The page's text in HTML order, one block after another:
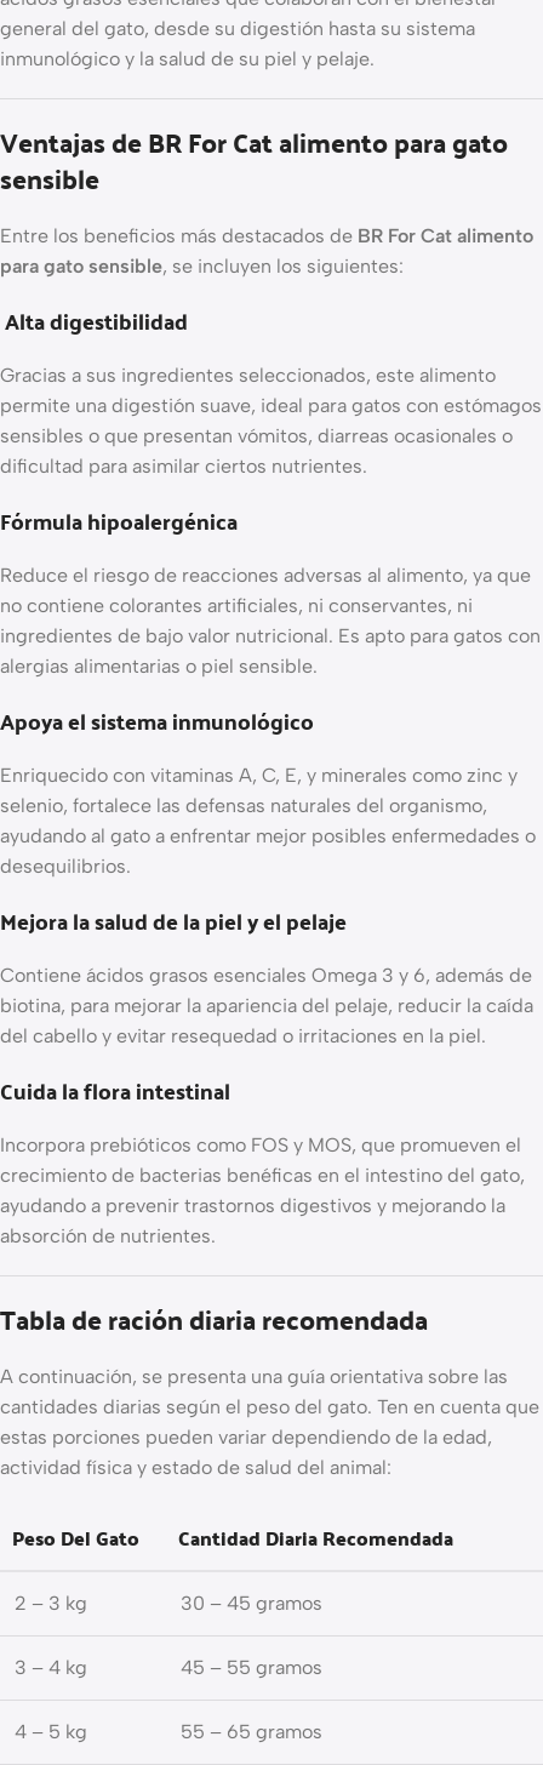
general del gato, desde su digestión hasta su sistema
inmunológico y la salud de su piel y pelaje.
Ventajas de BR For Cat alimento para gato
sensible
Entre los beneficios más destacados de BR For Cat alimento
para gato sensible, se incluyen los siguientes:
Alta digestibilidad
Gracias a sus ingredientes seleccionados, este alimento
permite una digestión suave, ideal para gatos con estómagos
sensibles o que presentan vómitos, diarreas ocasionales o
dificultad para asimilar ciertos nutrientes.
Fórmula hipoalergénica
Reduce el riesgo de reacciones adversas al alimento, ya que
no contiene colorantes artificiales, ni conservantes, ni
ingredientes de bajo valor nutricional. Es apto para gatos con
alergias alimentarias o piel sensible.
Apoya el sistema inmunológico
Enriquecido con vitaminas A, C, E, y minerales como zinc y
selenio, fortalece las defensas naturales del organismo,
ayudando al gato a enfrentar mejor posibles enfermedades o
desequilibrios.
Mejora la salud de la piel y el pelaje
Contiene ácidos grasos esenciales Omega 3 y 6, además de
biotina, para mejorar la apariencia del pelaje, reducir la caída
del cabello y evitar resequedad o irritaciones en la piel.
Cuida la flora intestinal
Incorpora prebióticos como FOS y MOS, que promueven el
crecimiento de bacterias benéficas en el intestino del gato,
ayudando a prevenir trastornos digestivos y mejorando la
absorción de nutrientes.
Tabla de ración diaria recomendada
A continuación, se presenta una guía orientativa sobre las
cantidades diarias según el peso del gato. Ten en cuenta que
estas porciones pueden variar dependiendo de la edad,
actividad física y estado de salud del animal:
Peso Del Gato Cantidad Diaria Recomendada
2 – 3 kg 30 – 45 gramos
3 – 4 kg 45 – 55 gramos
4 – 5 kg 55 – 65 gramos